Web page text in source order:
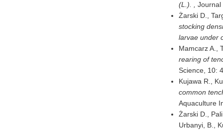
(L.). , Journal
Żarski D.,
stocking
larvae under
Mamcarz A.,
rearing of
Science, 10:
Kujawa R.,
common
Aquaculture
Żarski D.,
Urbanyi, B.,